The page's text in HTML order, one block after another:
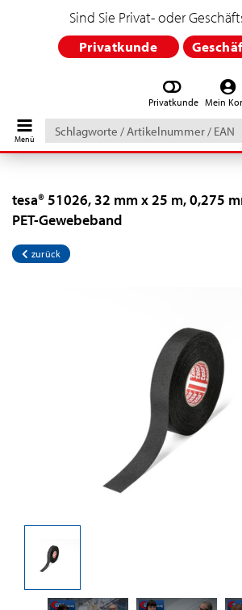
Privatkunde Mein
Schlagworte
/
Artikelnummer
EAN
Sind Sie Privat- oder
Privatkunde
tesa® 51026, 32 mm x 25 m, 0,275
PET-Gewebeband
zurück